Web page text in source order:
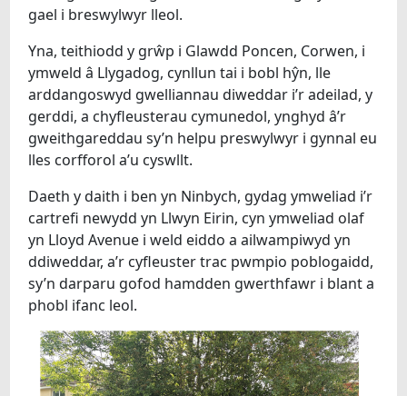
gael i breswylwyr lleol.
Yna, teithiodd y grŵp i Glawdd Poncen, Corwen, i
ymweld â Llygadog, cynllun tai i bobl hŷn, lle
arddangoswyd gwelliannau diweddar i’r adeilad, y
gerddi, a chyfleusterau cymunedol, ynghyd â’r
gweithgareddau sy’n helpu preswylwyr i gynnal eu
lles corfforol a’u cyswllt.
Daeth y daith i ben yn Ninbych, gydag ymweliad i’r
cartrefi newydd yn Llwyn Eirin, cyn ymweliad olaf
yn Lloyd Avenue i weld eiddo a ailwampiwyd yn
ddiweddar, a’r cyfleuster trac pwmpio poblogaidd,
sy’n darparu gofod hamdden gwerthfawr i blant a
phobl ifanc leol.